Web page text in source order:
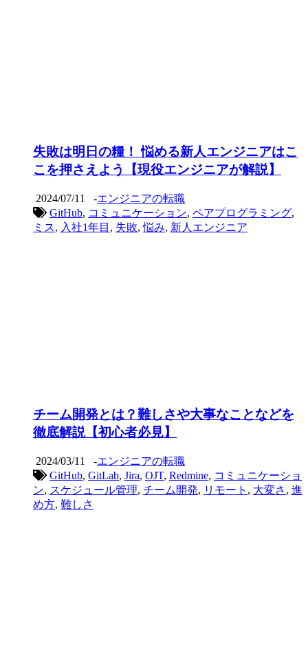
失敗は明日の糧！ 悩める新人エンジニアはこ
こを押さえよう【現役エンジニアが解説】
2024/07/11 -エンジニアの転職
GitHub, コミュニケーション, ペアプログラミング,
ミス, 入社1年目 , 失敗,悩み, 新人エンジニア
チーム開発とは？難しさや大事なことなどを
徹底解説【初心者必見】
2024/03/11 -エンジニアの転職
GitHub, GitLab, Jira, OJT, Redmine, コミュニケーショ
ン, スケジュール管理, チーム開発, リモート , 大変さ , 進
め方, 難しさ